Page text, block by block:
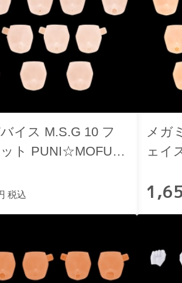
イス M.S.G 10 フ
ト PUNI☆MOFU用
税込
メガ
ェイ